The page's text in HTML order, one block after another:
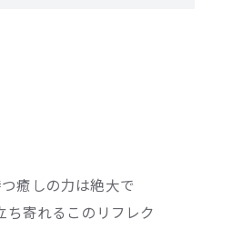
癒しの力は絶大で
ち寄れるこのリフレク